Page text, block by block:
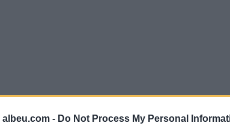
albeu.com - Do Not Process My Personal